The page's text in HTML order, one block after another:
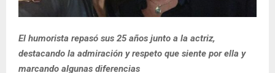
El humorista repasó sus 25 años junto a la actriz,
destacando la admiración y respeto que siente por ella y
marcando algunas diferencias